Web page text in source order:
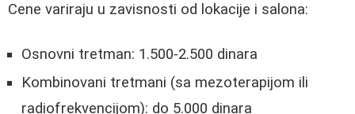
Cene variraju u zavisnosti od lokacije i salona:
Osnovni tretman: 1.500-2.500 dinara
Kombinovani tretmani (sa mezoterapijom ili
radiofrekvencijom): do 5.000 dinara